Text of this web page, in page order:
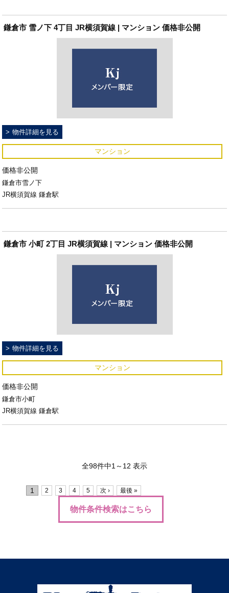
鎌倉市 雪ノ下 4丁目 JR横須賀線 | マンション 価格非公開
物件詳細を見る
マンション
価格非公開
鎌倉市雪ノ下
JR横須賀線 鎌倉駅
鎌倉市 小町 2丁目 JR横須賀線 | マンション 価格非公開
物件詳細を見る
マンション
価格非公開
鎌倉市小町
JR横須賀線 鎌倉駅
全98件中1～12 表示
1 2 3 4 5 次 › 最後 »
物件条件検索はこちら